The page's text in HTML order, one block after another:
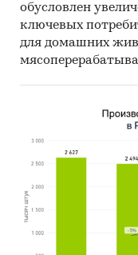
обусловлен
ключевых
для домашних